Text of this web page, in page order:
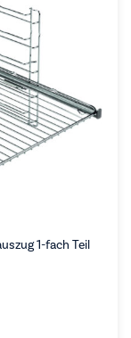
1-fach Teil